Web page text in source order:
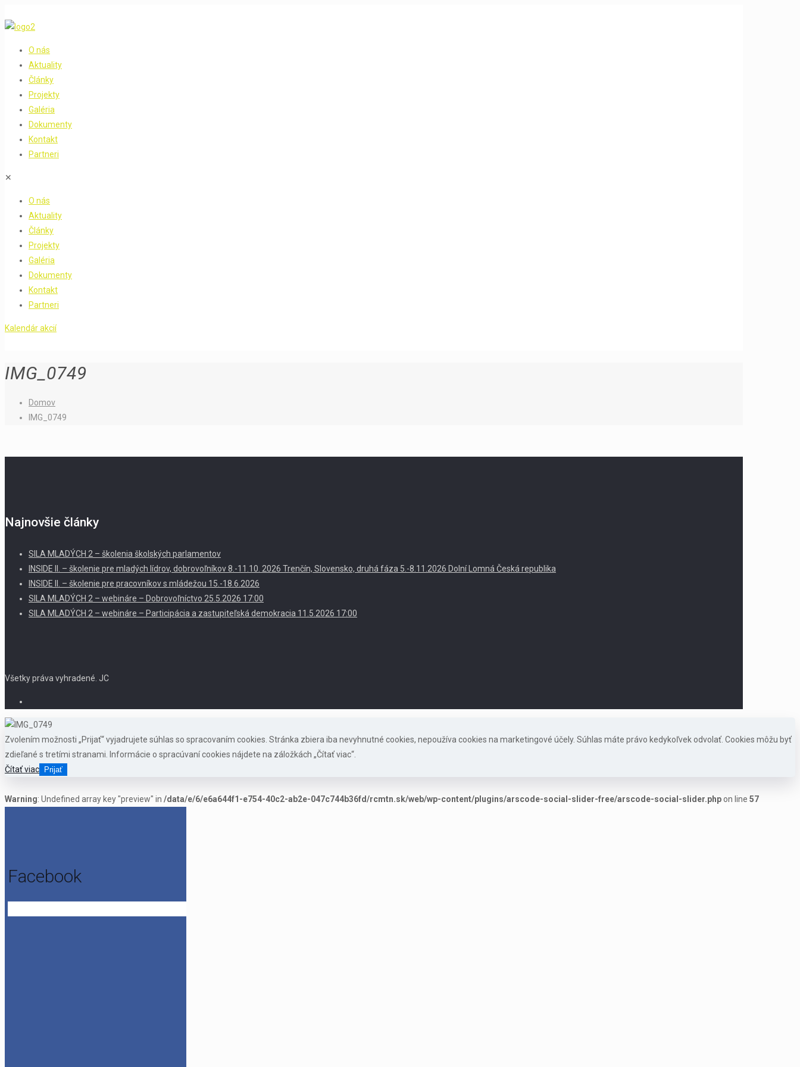
O nás
Aktuality
Články
Projekty
Galéria
Dokumenty
Kontakt
Partneri
✕
O nás
Aktuality
Články
Projekty
Galéria
Dokumenty
Kontakt
Partneri
Kalendár akcií
IMG_0749
Domov
IMG_0749
Najnovšie články
SILA MLADÝCH 2 – školenia školských parlamentov
INSIDE II. – školenie pre mladých lídrov, dobrovoľníkov 8.-11.10. 2026 Trenčín, Slovensko, druhá fáza 5.-8.11.2026 Dolní Lomná Česká republika
INSIDE II. – školenie pre pracovníkov s mládežou 15.-18.6.2026
SILA MLADÝCH 2 – webináre – Dobrovoľníctvo 25.5.2026 17:00
SILA MLADÝCH 2 – webináre – Participácia a zastupiteľská demokracia 11.5.2026 17:00
Všetky práva vyhradené. JC
Zvolením možnosti „Prijať“ vyjadrujete súhlas so spracovaním cookies. Stránka zbiera iba nevyhnutné cookies, nepoužíva cookies na marketingové účely. Súhlas máte právo kedykoľvek odvolať. Cookies môžu byť
zdieľané s tretími stranami. Informácie o spracúvaní cookies nájdete na záložkách „Čítať viac“.
Čítať viac
Prijať
Warning: Undefined array key "preview" in /data/e/6/e6a644f1-e754-40c2-ab2e-047c744b36fd/rcmtn.sk/web/wp-content/plugins/arscode-social-slider-free/arscode-social-slider.phpon line 57
Facebook